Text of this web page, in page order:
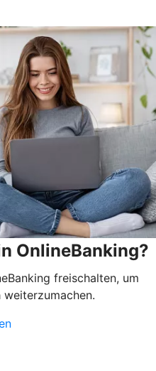
OnlineBanking?
freischalten, um